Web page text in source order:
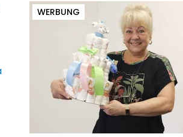
WERBUNG